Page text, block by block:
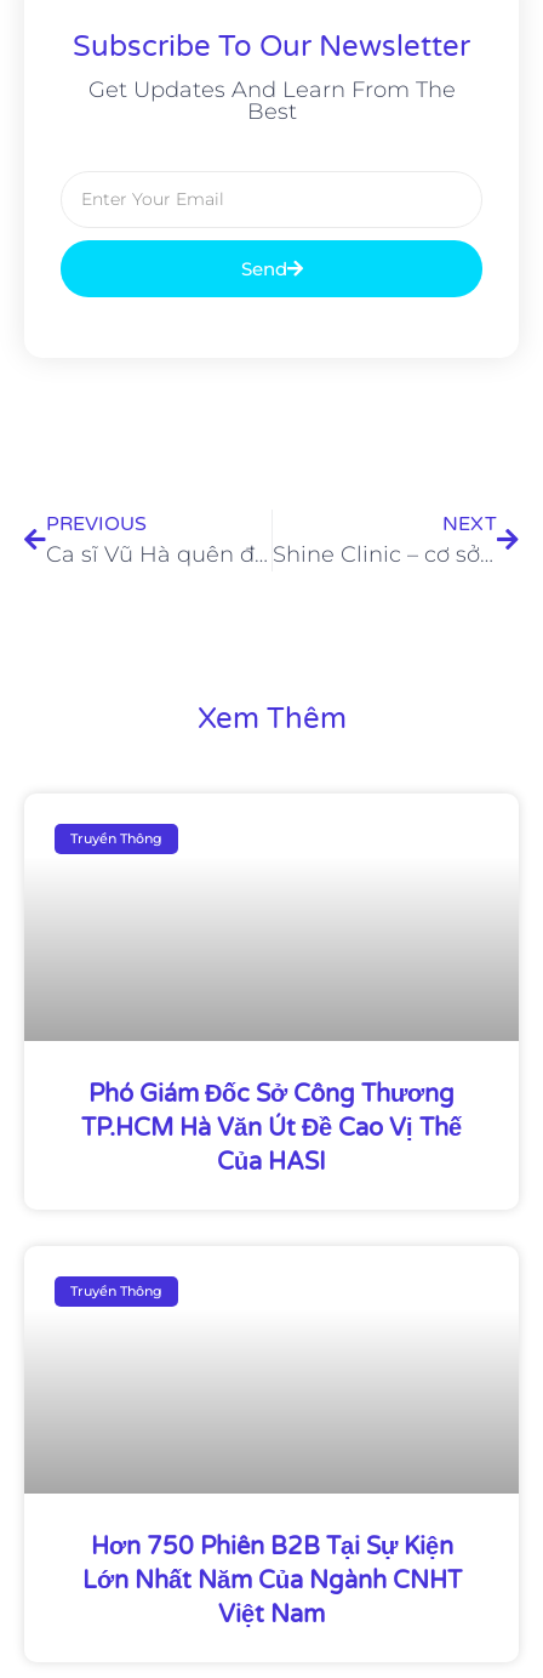
Subscribe To Our Newsletter
Get Updates And Learn From The
Best
Send
PREVIOUS
Ca sĩ Vũ Hà quên đi tuổi tác sau trải nghiệm One Shot Only 7in1 tại Halavu Clinic
NEXT
Shine Clinic – cơ sở đầu tiên tại Việt Nam sở hữu công nghệ phân tích da 3D
Xem Thêm
Truyền Thông
Phó Giám Đốc Sở Công Thương
TP.HCM Hà Văn Út Đề Cao Vị Thế
Của HASI
Truyền Thông
Hơn 750 Phiên B2B Tại Sự Kiện
Lớn Nhất Năm Của Ngành CNHT
Việt Nam